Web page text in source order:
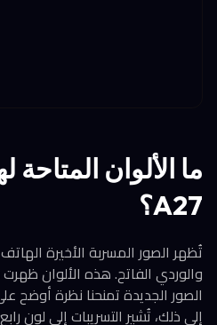
A27؟
تُظهر الصور المسربة الأخيرة الهاتف
والوردي الفاتح. هذه الألوان
الصور الجديدة تمنحنا نظرة أوضح